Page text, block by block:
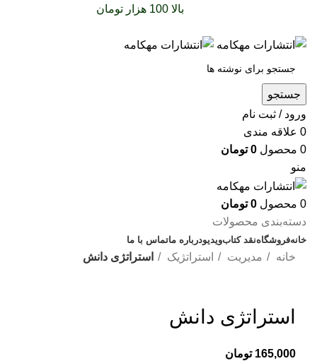
بالا 100 هزار تومان
جستجو
ورود / ثبت نام
0 علاقه مندی
0 محصول 0 تومان
منو
0 محصول 0 تومان
دسته‌بندی محصولات
خانهفروشگاهنقد کتابویدیودرباره‌ ماتماس با ما
خانه مدیریت استراتژیک استراتژی دانش
استراتژی دانش
165,000 تومان